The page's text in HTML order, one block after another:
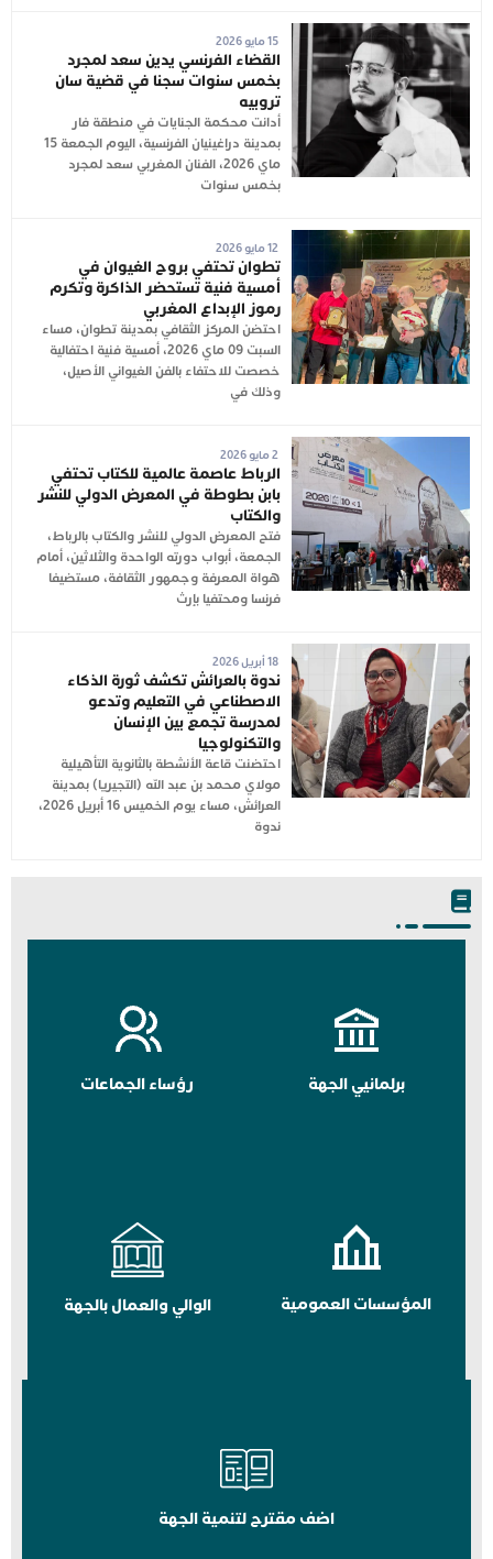
15 مايو 2026
القضاء الفرنسي يدين سعد لمجرد
بخمس سنوات سجنا في قضية سان
تروبيه
أدانت محكمة الجنايات في منطقة فار
بمدينة دراغينيان الفرنسية، اليوم الجمعة 15
ماي 2026، الفنان المغربي سعد لمجرد
بخمس سنوات
12 مايو 2026
تطوان تحتفي بروح الغيوان في
أمسية فنية تستحضر الذاكرة وتكرم
رموز الإبداع المغربي
احتضن المركز الثقافي بمدينة تطوان، مساء
السبت 09 ماي 2026، أمسية فنية احتفالية
خصصت للاحتفاء بالفن الغيواني الأصيل،
وذلك في
2 مايو 2026
الرباط عاصمة عالمية للكتاب تحتفي
بابن بطوطة في المعرض الدولي للنشر
والكتاب
فتح المعرض الدولي للنشر والكتاب بالرباط،
الجمعة، أبواب دورته الواحدة والثلاثين، أمام
هواة المعرفة وجمهور الثقافة، مستضيفا
فرنسا ومحتفيا بإرث
18 أبريل 2026
ندوة بالعرائش تكشف ثورة الذكاء
الاصطناعي في التعليم وتدعو
لمدرسة تجمع بين الإنسان
والتكنولوجيا
احتضنت قاعة الأنشطة بالثانوية التأهيلية
مولاي محمد بن عبد الله (التجيريا) بمدينة
العرائش، مساء يوم الخميس 16 أبريل 2026،
ندوة
برلمانيي الجهة رؤساء الجماعات
المؤسسات العمومية الوالي والعمال بالجهة
اضف مقترح لتنمية الجهة